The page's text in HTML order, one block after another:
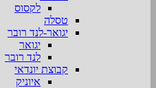
לקסוס
טסלה
יגואר-לנד רובר
יגואר
לנד רובר
קבוצת יונדאי
איוניק